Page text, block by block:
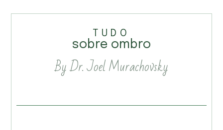
TUDO
sobre ombro
By Dr. Joel Murachovsky